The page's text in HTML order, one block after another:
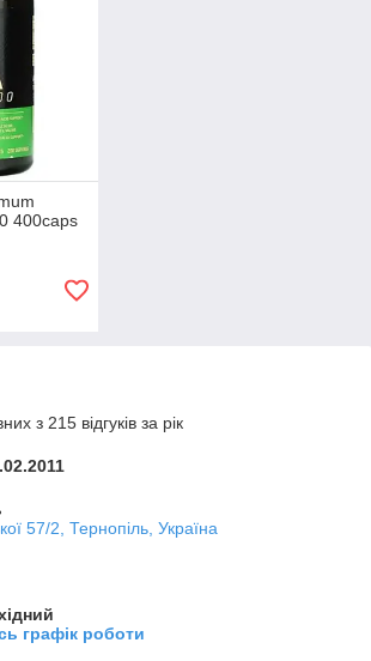
400caps
з 215 відгуків за рік
57/2, Тернопіль, Україна
графік роботи